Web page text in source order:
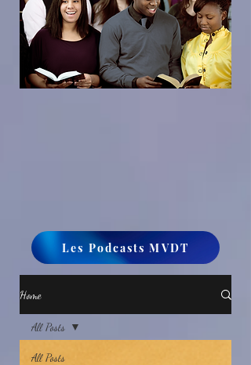
Les Podcasts MVDT
Home
All Posts
All Posts